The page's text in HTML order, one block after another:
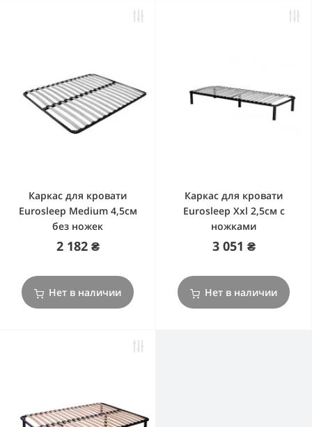
Каркас для кровати
Eurosleep Medium 4,5cм
без ножек
2 182 ₴
Нет в наличии
Каркас для кровати
Eurosleep Xxl 2,5cм с
ножками
3 051 ₴
Нет в наличии